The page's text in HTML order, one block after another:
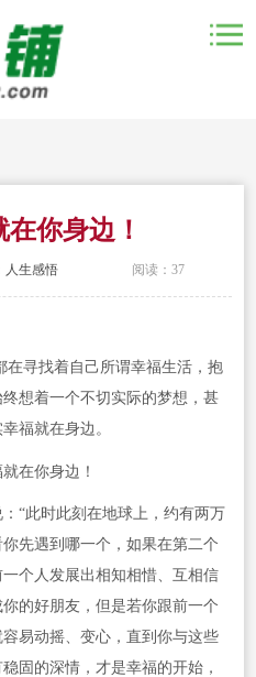
你身边！
人生感悟 阅读：37
在寻找着自己所谓幸福生活，抱
想着一个不切实际的梦想，甚
福就在身边。
“此时此刻在地球上，约有两万
先遇到哪一个，如果在第二个
个人发展出相知相惜、互相信
的好朋友，但是若你跟前一个
易动摇、变心，直到你与这些
固的深情，才是幸福的开始，